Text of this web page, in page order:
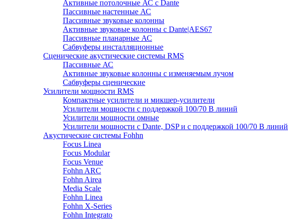
Активные потолочные АС с Dante
Пассивные настенные АС
Пассивные звуковые колонны
Активные звуковые колонны с Dante|AES67
Пассивные планарные АС
Сабвуферы инсталляционные
Сценические акустические системы RMS
Пассивные АС
Активные звуковые колонны с изменяемым лучом
Сабвуферы сценические
Усилители мощности RMS
Компактные усилители и микшер-усилители
Усилители мощности с поддержкой 100/70 В линий
Усилители мощности омные
Усилители мощности с Dante, DSP и с поддержкой 100/70 В линий
Акустические системы Fohhn
Focus Linea
Focus Modular
Focus Venue
Fohhn ARC
Fohhn Airea
Media Scale
Fohhn Linea
Fohhn X-Series
Fohhn Integrato